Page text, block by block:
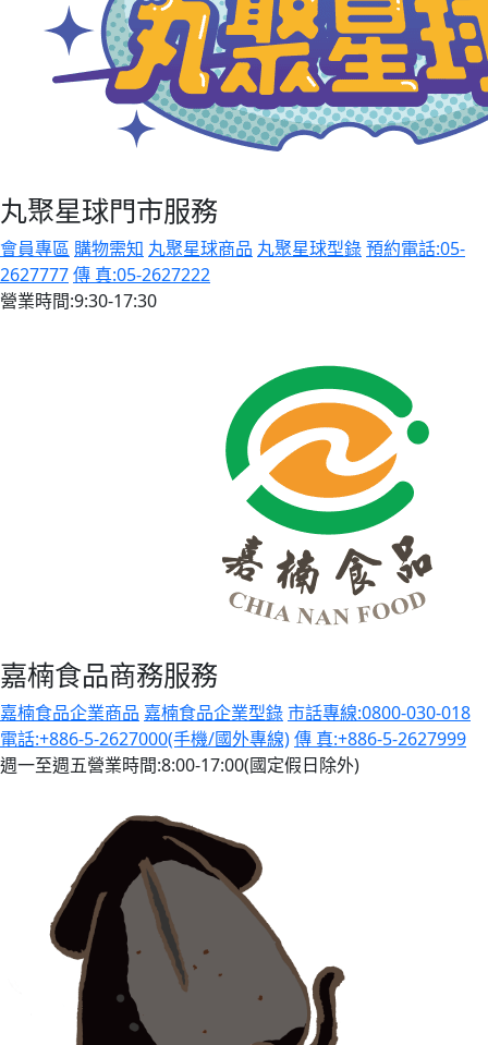
丸聚星球門市服務
會員專區 購物需知 丸聚星球商品 丸聚星球型錄預約電話:05-
2627777傳 真:05-2627222
營業時間:9:30-17:30
嘉楠食品商務服務
嘉楠食品企業商品 嘉楠食品企業型錄市話專線:0800-030-018
電話:+886-5-2627000(手機/國外專線)傳 真:+886-5-2627999
週一至週五營業時間:8:00-17:00(國定假日除外)